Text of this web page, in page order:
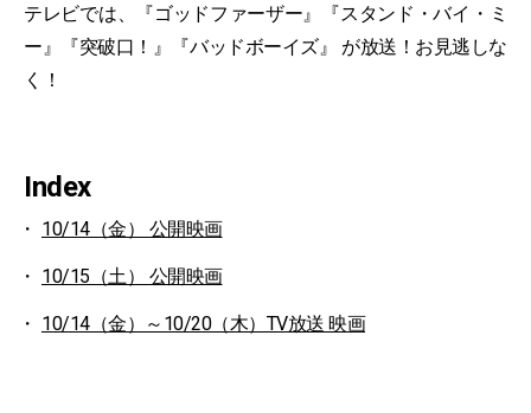
テレビでは、『ゴッドファーザー』『スタンド・バイ・ミ
ー』『突破口！』『バッドボーイズ』 が放送！お見逃しな
く！
Index
10/14（金） 公開映画
10/15（土） 公開映画
10/14（金）～10/20（木）TV放送 映画